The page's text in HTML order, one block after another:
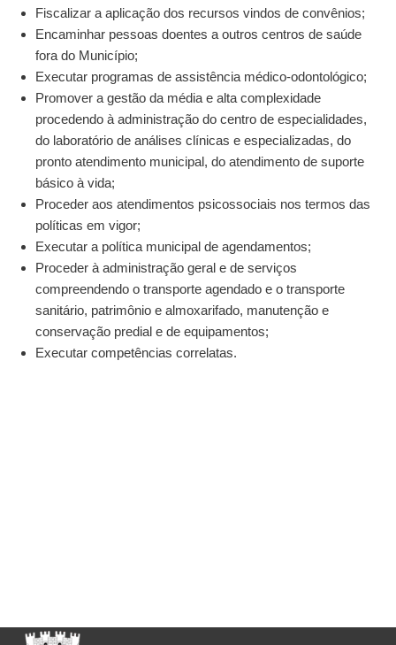
Fiscalizar a aplicação dos recursos vindos de convênios;
Encaminhar pessoas doentes a outros centros de saúde
fora do Município;
Executar programas de assistência médico-odontológico;
Promover a gestão da média e alta complexidade
procedendo à administração do centro de especialidades,
do laboratório de análises clínicas e especializadas, do
pronto atendimento municipal, do atendimento de suporte
básico à vida;
Proceder aos atendimentos psicossociais nos termos das
políticas em vigor;
Executar a política municipal de agendamentos;
Proceder à administração geral e de serviços
compreendendo o transporte agendado e o transporte
sanitário, patrimônio e almoxarifado, manutenção e
conservação predial e de equipamentos;
Executar competências correlatas.